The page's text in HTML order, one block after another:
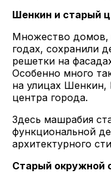
Шенкин и старый
Множество домов,
годах, сохранили
решетки на
Особенно много
на улицах Шенкин,
центра города.
Здесь машрабия
функциональной
архитектурного
Старый окружной